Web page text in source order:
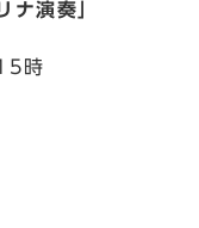
ナ演奏」
時